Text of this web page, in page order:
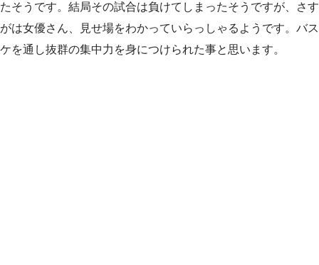
たそうです。結局その試合は負けてしまったそうですが、さす
がは女優さん、見せ場をわかっていらっしゃるようです。バス
ケを通し抜群の集中力を身につけられた事と思います。